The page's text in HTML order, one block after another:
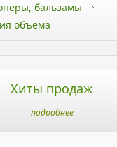
бальзамы
объема
Хиты продаж
подробнее